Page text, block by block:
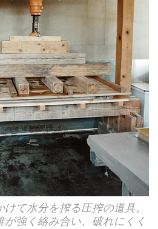
て水分を搾る圧搾の道具。
強く絡み合い、破れにくく